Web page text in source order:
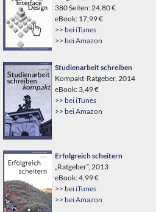
380 Seiten: 24,80 €
eBook: 17,99 €
>> bei iTunes
>> bei Amazon
Studienarbeit schreiben
Kompakt-Ratgeber, 2014
eBook: 3,49 €
>> bei iTunes
>> bei Amazon
Erfolgreich scheitern
„Ratgeber“, 2013
eBook: 4,99 €
>> bei iTunes
>> bei Amazon